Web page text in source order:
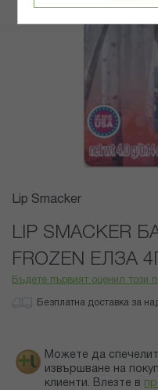
Преминете
началото
галерия
със
Lip Smacker
LIP SMACKER
FROZEN ЕЛЗА
Бъдете първият оценил този
Безплатна доставка за
Можете да
извършване на
клиенти. Влезте в